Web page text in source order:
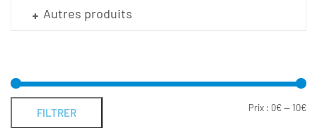
Autres produits
FILTRER Prix : 0€—10€